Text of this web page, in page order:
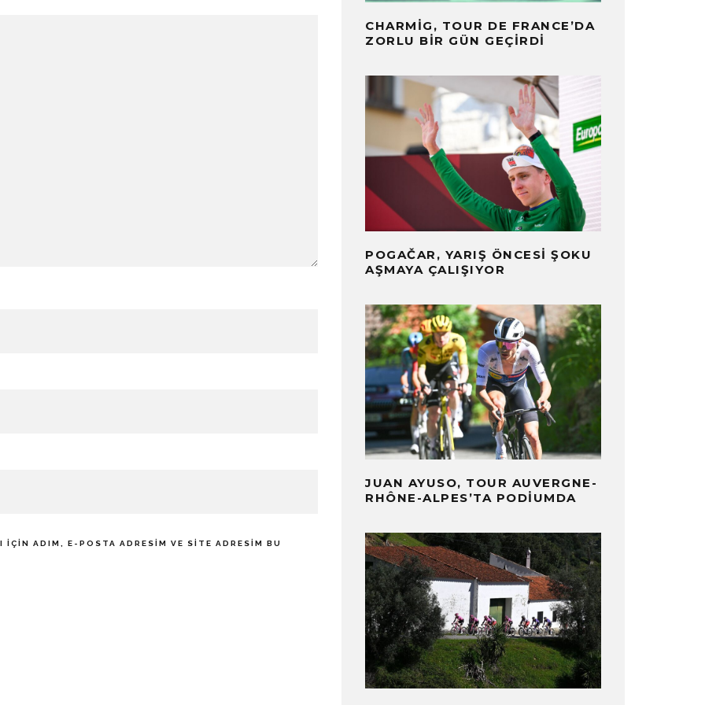
ADIM, E-POSTA ADRESIM VE SITE ADRESIM BU
CHARMIG, TOUR DE FRANCE’DA
ZORLU BIR GÜN GEÇIRDI
POGAČAR, YARIŞ ÖNCESI ŞOKU
AŞMAYA ÇALIŞIYOR
JUAN AYUSO, TOUR AUVERGNE-
RHÔNE-ALPES’TA PODIUMDA